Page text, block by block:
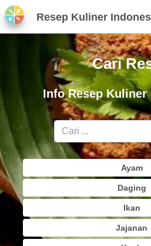
Resep Kuliner
Cari
Info Resep Kuliner
Ayam
Daging
Ikan
Jajanan